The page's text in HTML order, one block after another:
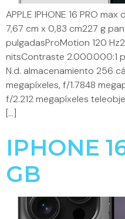
APPLE IPHONE 16 PRO
7,67 cm x 0,83 cm227 g
pulgadasProMotion 120
nitsContraste 2.000.000:1
N.d. almacenamiento 256
megapíxeles, f/1.7848
f/2.212 megapíxeles
[…]
IPHONE
GB